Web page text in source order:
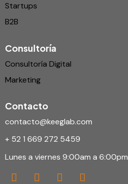
Startups
B2B
Consultoría
Consultoría Digital
Marketing
Contacto
contacto@keeglab.com
+ 52 1 669 272 5459
Lunes a viernes 9:00am a 6:00pm